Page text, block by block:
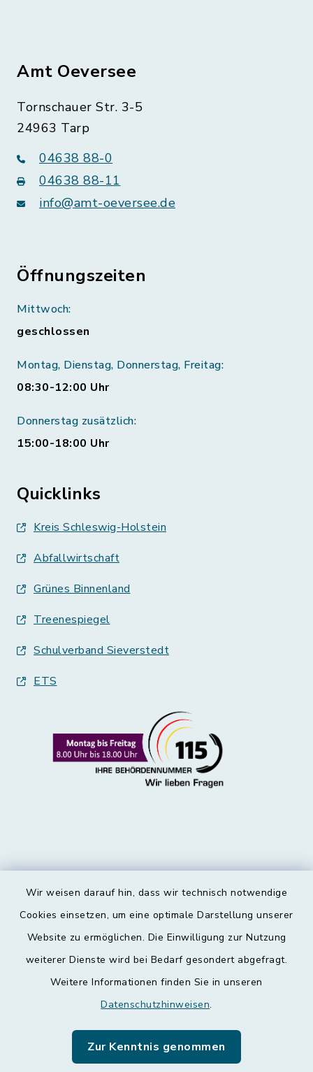
Wir weisen darauf hin, dass wir technisch notwendige
Cookies einsetzen, um eine optimale Darstellung unserer
Website zu ermöglichen. Die Einwilligung zur Nutzung
weiterer Dienste wird bei Bedarf gesondert abgefragt.
Weitere Informationen finden Sie in unseren
Datenschutzhinweisen.
Zur Kenntnis genommen
Amt Oeversee
Tornschauer Str. 3-5
24963 Tarp
04638 88-0
04638 88-11
info@amt-oeversee.de
Öffnungszeiten
Mittwoch:
geschlossen
Montag, Dienstag, Donnerstag, Freitag:
08:30-12:00 Uhr
Donnerstag zusätzlich:
15:00-18:00 Uhr
Quicklinks
Kreis Schleswig-Holstein
Abfallwirtschaft
Grünes Binnenland
Treenespiegel
Schulverband Sieverstedt
ETS
Kontakt
Datenschutz
Leichte Sprache